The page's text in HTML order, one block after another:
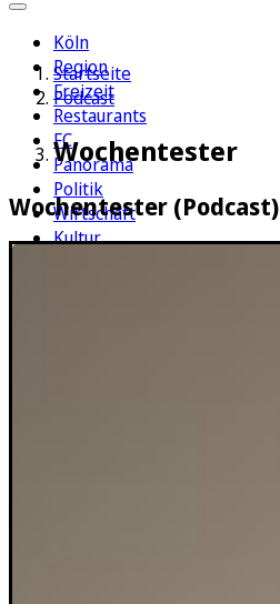
Köln
Region
Freizeit
Restaurants
FC
Panorama
Politik
Wirtschaft
Kultur
Startseite
Podcast
Wochentester
Wochentester (Podcast)